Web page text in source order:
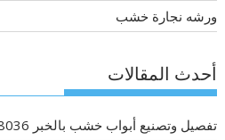
ورشه نجارة خشب
أحدث المقالات
تفصيل وتصنيع أبواب خشب بالخبر 0546538036